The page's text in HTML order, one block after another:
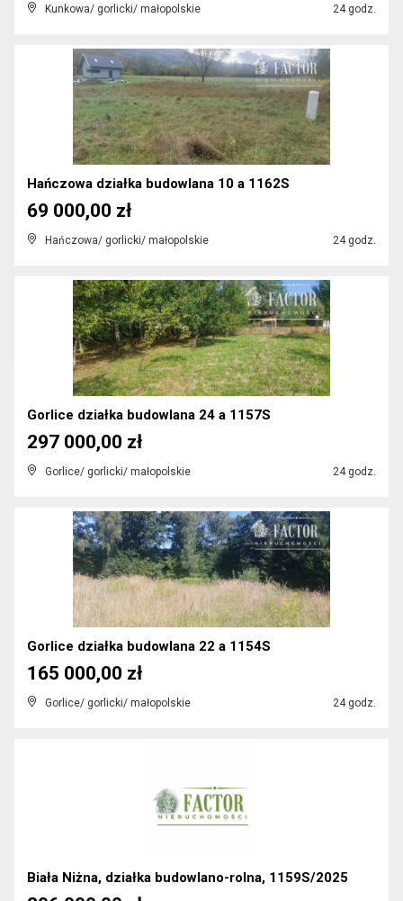
Kunkowa/ gorlicki/ małopolskie 24 godz.
Hańczowa działka budowlana 10 a 1162S
Hańczowa/ gorlicki/ małopolskie 24 godz.
69 000,00 zł
Gorlice działka budowlana 24 a 1157S
Gorlice/ gorlicki/ małopolskie 24 godz.
297 000,00 zł
Gorlice działka budowlana 22 a 1154S
Gorlice/ gorlicki/ małopolskie 24 godz.
165 000,00 zł
Biała Niżna, działka budowlano-rolna, 1159S/2025